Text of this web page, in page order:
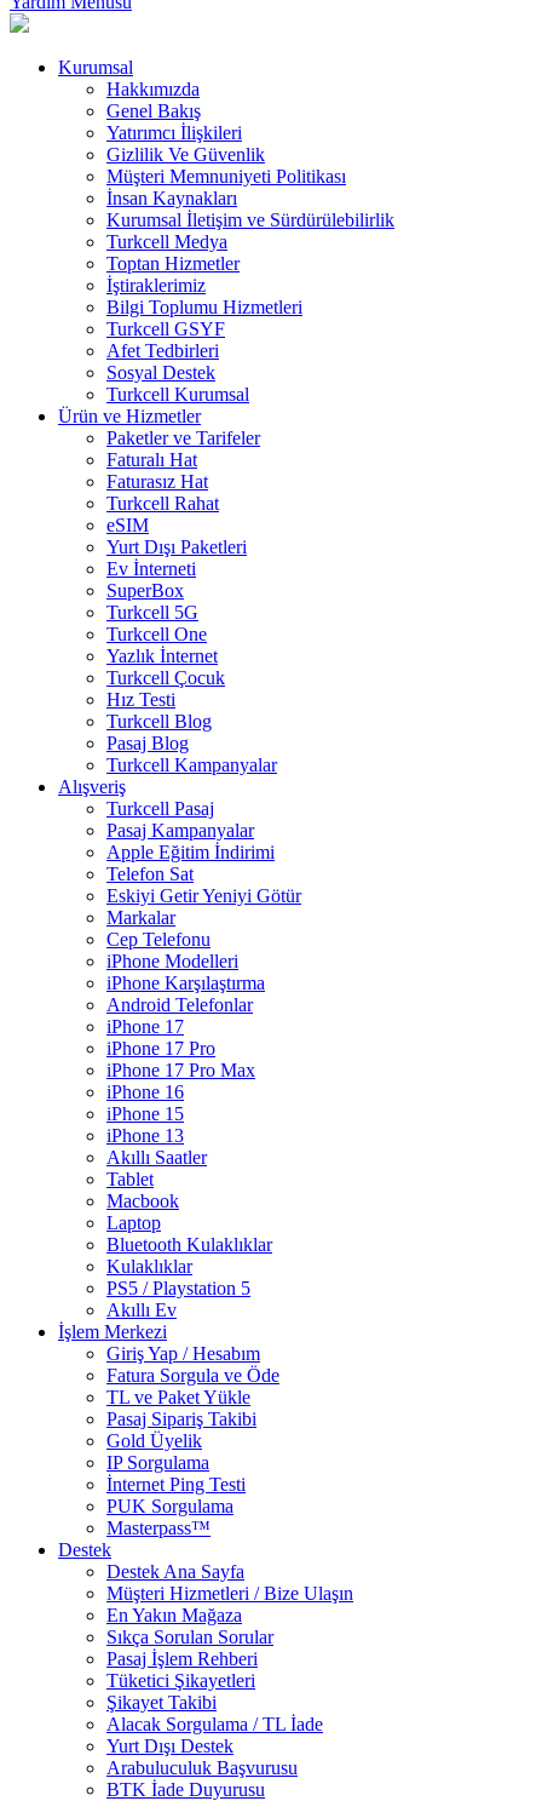
Kurumsal
Hakkımızda
Genel Bakış
Yatırımcı İlişkileri
Gizlilik Ve Güvenlik
Müşteri Memnuniyeti Politikası
İnsan Kaynakları
Kurumsal İletişim ve Sürdürülebilirlik
Turkcell Medya
Toptan Hizmetler
İştiraklerimiz
Bilgi Toplumu Hizmetleri
Turkcell GSYF
Afet Tedbirleri
Sosyal Destek
Turkcell Kurumsal
Ürün ve Hizmetler
Paketler ve Tarifeler
Faturalı Hat
Faturasız Hat
Turkcell Rahat
eSIM
Yurt Dışı Paketleri
Ev İnterneti
SuperBox
Turkcell 5G
Turkcell One
Yazlık İnternet
Turkcell Çocuk
Hız Testi
Turkcell Blog
Pasaj Blog
Turkcell Kampanyalar
Alışveriş
Turkcell Pasaj
Pasaj Kampanyalar
Apple Eğitim İndirimi
Telefon Sat
Eskiyi Getir Yeniyi Götür
Markalar
Cep Telefonu
iPhone Modelleri
iPhone Karşılaştırma
Android Telefonlar
iPhone 17
iPhone 17 Pro
iPhone 17 Pro Max
iPhone 16
iPhone 15
iPhone 13
Akıllı Saatler
Tablet
Macbook
Laptop
Bluetooth Kulaklıklar
Kulaklıklar
PS5 / Playstation 5
Akıllı Ev
İşlem Merkezi
Giriş Yap / Hesabım
Fatura Sorgula ve Öde
TL ve Paket Yükle
Pasaj Sipariş Takibi
Gold Üyelik
IP Sorgulama
İnternet Ping Testi
PUK Sorgulama
Masterpass™
Destek
Destek Ana Sayfa
Müşteri Hizmetleri / Bize Ulaşın
En Yakın Mağaza
Sıkça Sorulan Sorular
Pasaj İşlem Rehberi
Tüketici Şikayetleri
Şikayet Takibi
Alacak Sorgulama / TL İade
Yurt Dışı Destek
Arabuluculuk Başvurusu
BTK İade Duyurusu